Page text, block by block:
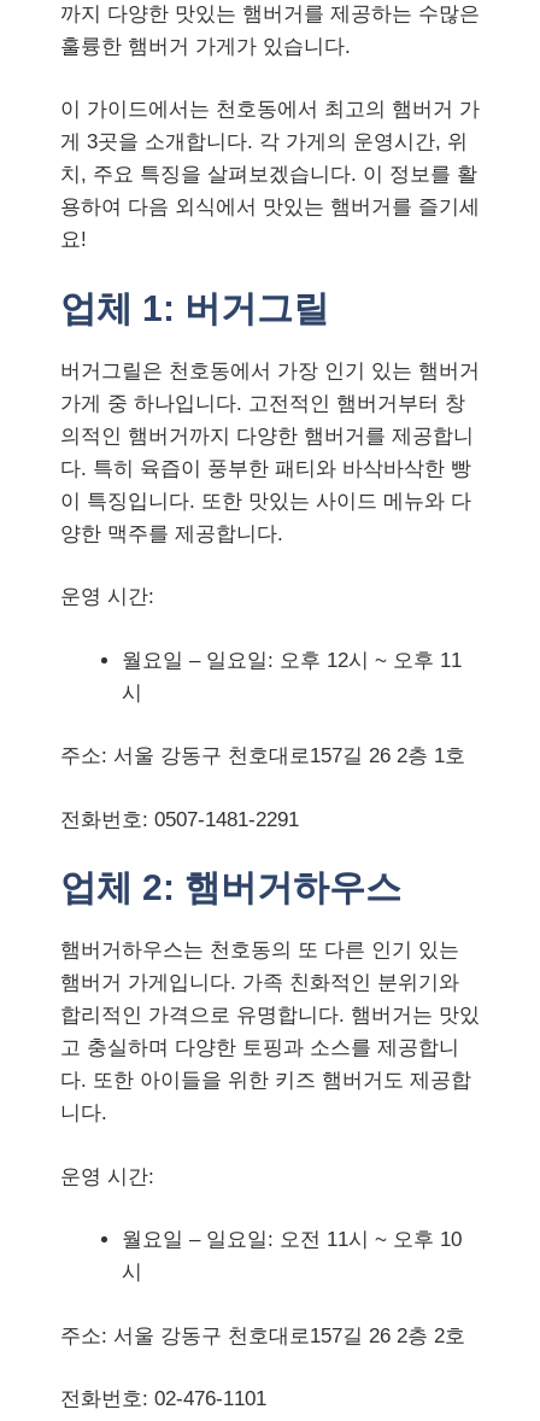
까지 다양한 맛있는 햄버거를 제공하는 수많은
훌륭한 햄버거 가게가 있습니다.
이 가이드에서는 천호동에서 최고의 햄버거 가
게 3곳을 소개합니다. 각 가게의 운영시간, 위
치, 주요 특징을 살펴보겠습니다. 이 정보를 활
용하여 다음 외식에서 맛있는 햄버거를 즐기세
요!
업체 1: 버거그릴
버거그릴은 천호동에서 가장 인기 있는 햄버거
가게 중 하나입니다. 고전적인 햄버거부터 창
의적인 햄버거까지 다양한 햄버거를 제공합니
다. 특히 육즙이 풍부한 패티와 바삭바삭한 빵
이 특징입니다. 또한 맛있는 사이드 메뉴와 다
양한 맥주를 제공합니다.
운영 시간:
월요일 – 일요일: 오후 12시 ~ 오후 11
시
주소: 서울 강동구 천호대로157길 26 2층 1호
전화번호: 0507-1481-2291
업체 2: 햄버거하우스
햄버거하우스는 천호동의 또 다른 인기 있는
햄버거 가게입니다. 가족 친화적인 분위기와
합리적인 가격으로 유명합니다. 햄버거는 맛있
고 충실하며 다양한 토핑과 소스를 제공합니
다. 또한 아이들을 위한 키즈 햄버거도 제공합
니다.
운영 시간:
월요일 – 일요일: 오전 11시 ~ 오후 10
시
주소: 서울 강동구 천호대로157길 26 2층 2호
전화번호: 02-476-1101